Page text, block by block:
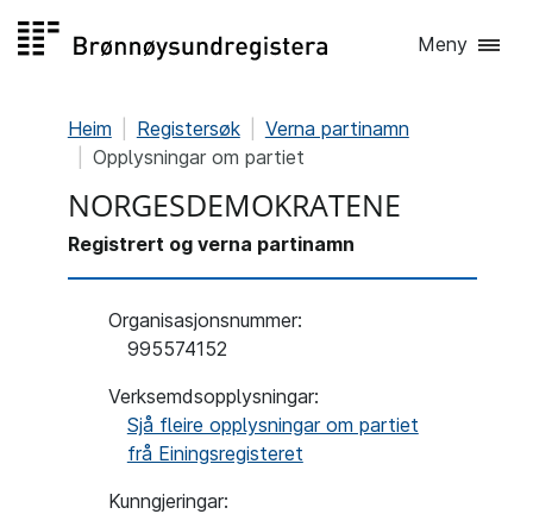
til
Meny
Heim Registersøk
Verna partinamn
Opplysningar om partiet
NORGESDEMOKRATENE
Registrert og verna partinamn
Organisasjonsnummer:
995574152
Verksemdsopplysningar:
Sjå fleire opplysningar om partiet
frå Einingsregisteret
Kunngjeringar: